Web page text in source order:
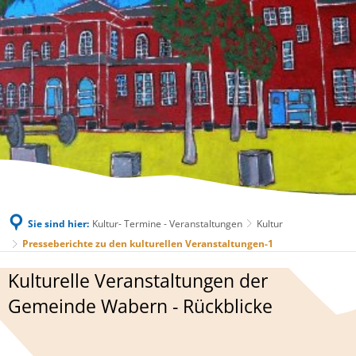
Sie sind hier: Kultur- Termine - Veranstaltungen
Kultur
Presseberichte zu den kulturellen Veranstaltungen-1
Presseberichte
zu
den
Kulturelle Veranstaltungen der
Gemeinde Wabern - Rückblicke